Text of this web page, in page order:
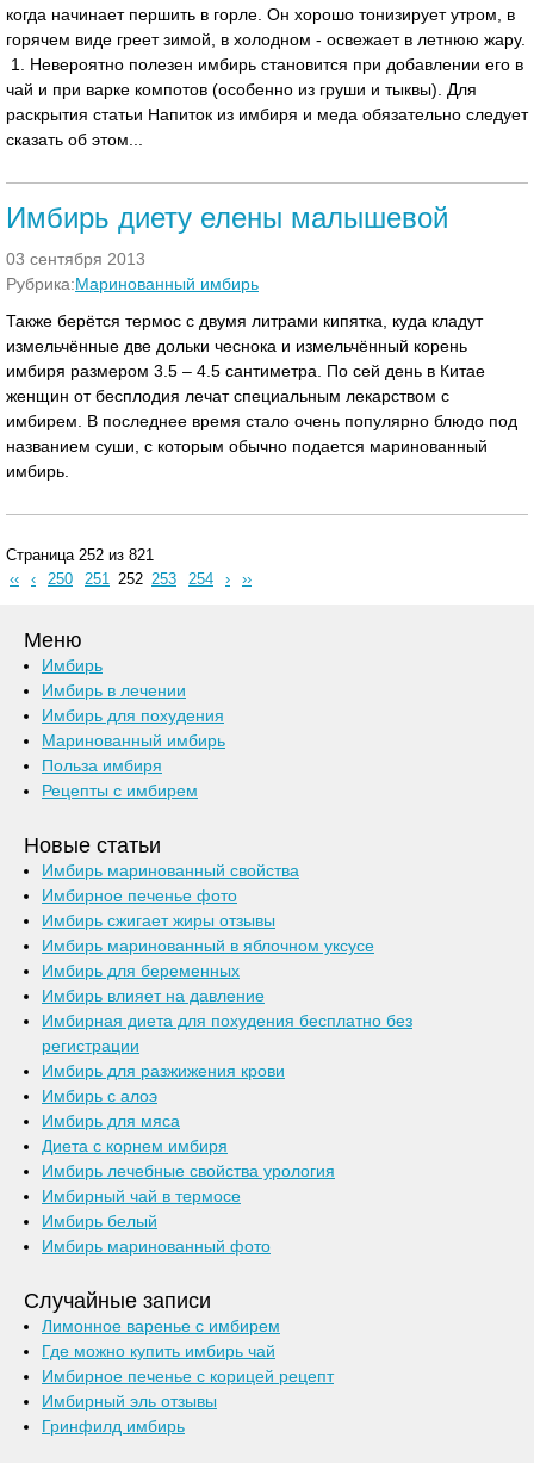
когда начинает першить в горле. Он хорошо тонизирует утром, в
горячем виде греет зимой, в холодном - освежает в летнюю жару.
1. Невероятно полезен имбирь становится при добавлении его в
чай и при варке компотов (особенно из груши и тыквы). Для
раскрытия статьи Напиток из имбиря и меда обязательно следует
сказать об этом...
Имбирь диету елены малышевой
03 сентября 2013
Рубрика:Маринованный имбирь
Также берётся термос с двумя литрами кипятка, куда кладут
измельчённые две дольки чеснока и измельчённый корень
имбиря размером 3.5 – 4.5 сантиметра. По сей день в Китае
женщин от бесплодия лечат специальным лекарством с
имбирем. В последнее время стало очень популярно блюдо под
названием суши, с которым обычно подается маринованный
имбирь.
Страница 252 из 821
‹‹
‹ 250 251 252 253 254 › ››
Меню
Имбирь
Имбирь в лечении
Имбирь для похудения
Маринованный имбирь
Польза имбиря
Рецепты с имбирем
Новые статьи
Имбирь маринованный свойства
Имбирное печенье фото
Имбирь сжигает жиры отзывы
Имбирь маринованный в яблочном уксусе
Имбирь для беременных
Имбирь влияет на давление
Имбирная диета для похудения бесплатно без
регистрации
Имбирь для разжижения крови
Имбирь с алоэ
Имбирь для мяса
Диета с корнем имбиря
Имбирь лечебные свойства урология
Имбирный чай в термосе
Имбирь белый
Имбирь маринованный фото
Случайные записи
Лимонное варенье с имбирем
Где можно купить имбирь чай
Имбирное печенье с корицей рецепт
Имбирный эль отзывы
Гринфилд имбирь